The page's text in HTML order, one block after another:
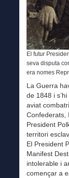
El futur
seva disputa
era nomes
La Guerra
de 1848 i
aviat
Confederats,
President
territori
El President
Manifest
intolerable i
començar a